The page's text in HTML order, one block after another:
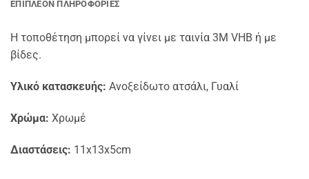
ΕΠΙΠΛΈΟΝ ΠΛΗΡΟΦΟΡΊΕΣ
Η τοποθέτηση μπορεί να γίνει με ταινία 3Μ VHB ή με
βίδες.
Υλικό κατασκευής: Ανοξείδωτο ατσάλι, Γυαλί
Χρώμα: Χρωμέ
Διαστάσεις: 11x13x5cm